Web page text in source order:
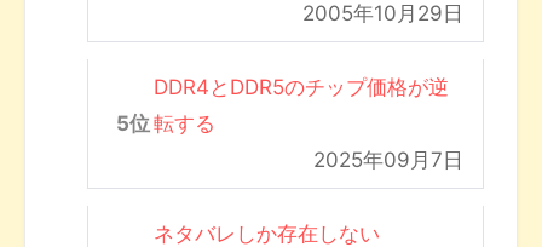
2005年10月29日
DDR4とDDR5のチップ価格が逆
転する
2025年09月7日
ネタバレしか存在しない